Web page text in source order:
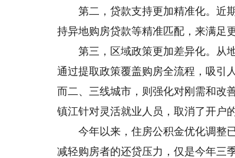
第二，贷款支持更加精准化。近期
持异地购房贷款等精准匹配，来满足
第三，区域政策更加差异化。从地
通过提取政策覆盖购房全流程，吸引
而二、三线城市，则强化对刚需和改
镇江针对灵活就业人员，取消了开户
今年以来，住房公积金优化调整已
减轻购房者的还贷压力，仅是今年三